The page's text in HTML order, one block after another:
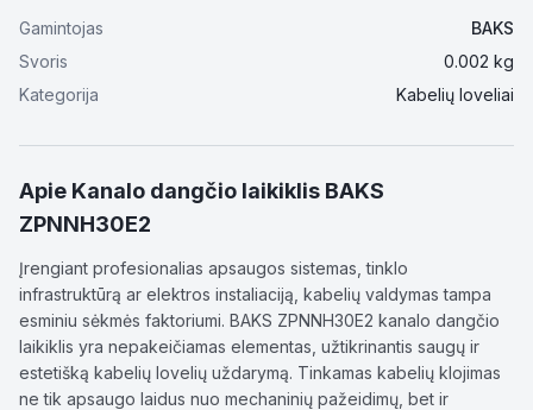
Gamintojas
BAKS
Svoris
0.002 kg
Kategorija
Kabelių loveliai
Apie Kanalo dangčio laikiklis BAKS
ZPNNH30E2
Įrengiant profesionalias apsaugos sistemas, tinklo
infrastruktūrą ar elektros instaliaciją, kabelių valdymas tampa
esminiu sėkmės faktoriumi. BAKS ZPNNH30E2 kanalo dangčio
laikiklis yra nepakeičiamas elementas, užtikrinantis saugų ir
estetišką kabelių lovelių uždarymą. Tinkamas kabelių klojimas
ne tik apsaugo laidus nuo mechaninių pažeidimų, bet ir